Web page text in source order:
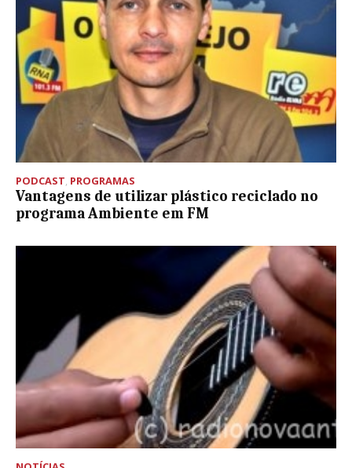
PODCAST, PROGRAMAS
Vantagens de utilizar plástico reciclado no
programa Ambiente em FM